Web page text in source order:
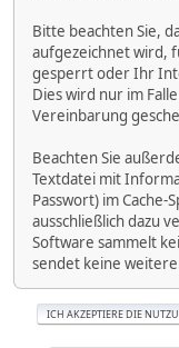
Bitte beachten Sie,
aufgezeichnet wird,
gesperrt oder Ihr
Dies wird nur im
Vereinbarung
Beachten Sie
Textdatei mit
Passwort) im
ausschließlich dazu
Software sammelt
sendet keine